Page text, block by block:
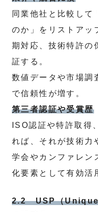
同業他社と比較して
のか」をリストアッ
期対応、技術特許の
証する。
数値データや市場調
で信頼性が増す。
第三者認証や受賞歴
ISO認証や特許取得
れば、それが技術力
学会やカンファレン
化要素として有効活
2.2 USP（